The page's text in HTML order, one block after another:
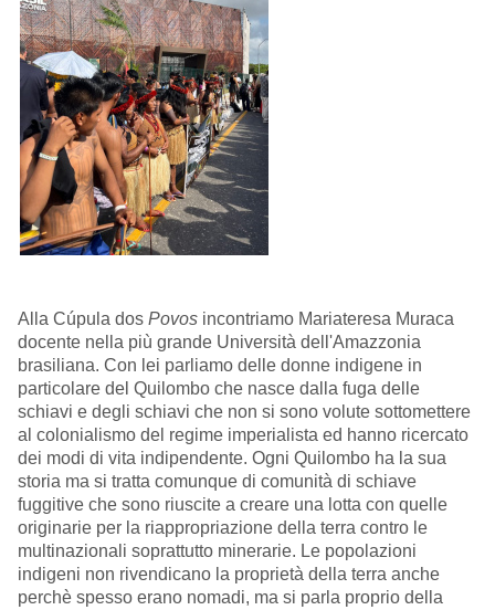
Alla Cúpula dos Povos incontriamo Mariateresa Muraca
docente nella più grande Università dell'Amazzonia
brasiliana. Con lei parliamo delle donne indigene in
particolare del Quilombo che nasce dalla fuga delle
schiavi e degli schiavi che non si sono volute sottomettere
al colonialismo del regime imperialista ed hanno ricercato
dei modi di vita indipendente. Ogni Quilombo ha la sua
storia ma si tratta comunque di comunità di schiave
fuggitive che sono riuscite a creare una lotta con quelle
originarie per la riappropriazione della terra contro le
multinazionali soprattutto minerarie. Le popolazioni
indigeni non rivendicano la proprietà della terra anche
perchè spesso erano nomadi, ma si parla proprio della